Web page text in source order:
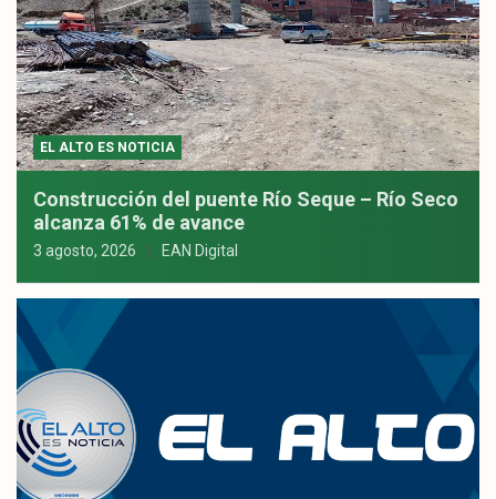
EL ALTO ES NOTICIA
Construcción del puente Río Seque – Río Seco
alcanza 61% de avance
3 agosto, 2026 EAN Digital